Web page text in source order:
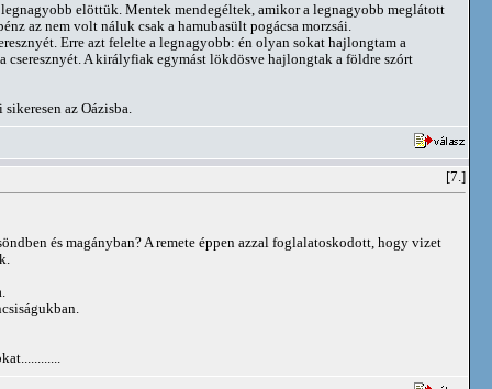
elöttük. Mentek mendegéltek, amikor a legnagyobb meglátott
az nem volt náluk csak a hamubasült pogácsa morzsái.
Erre azt felelte a legnagyobb: én olyan sokat hajlongtam a
cseresznyét. A királyfiak egymást lökdösve hajlongtak a földre szórt
az Oázisba.
[7.]
és magányban? A remete éppen azzal foglalatoskodott, hogy vizet